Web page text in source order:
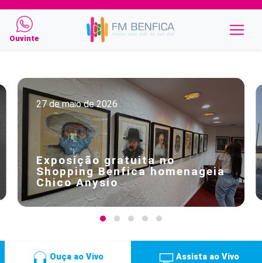
Ouvinte
27 de maio de 2026
Exposição gratuita no
Shopping Benfica homenageia
Chico Anysio
Ouça ao Vivo Assista ao Vivo